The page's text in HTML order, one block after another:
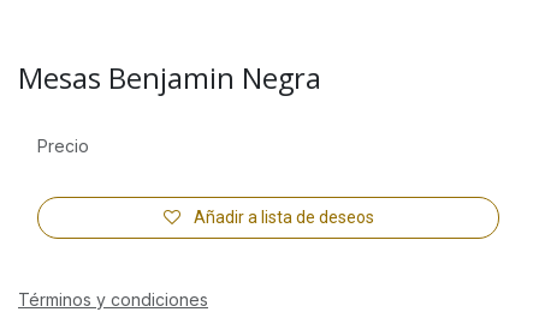
Mesas Benjamin Negra
Añadir a lista de deseos
Precio
Términos y condiciones